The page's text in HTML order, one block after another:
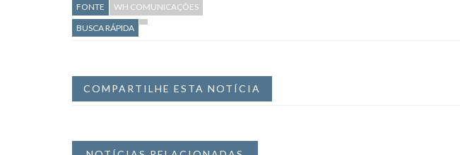
FONTE
WH COMUNICAÇÕES
BUSCA RÁPIDA
COMPARTILHE ESTA NOTÍCIA